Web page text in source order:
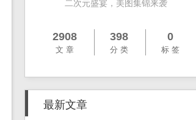
二次元盛宴，美图集锦来袭
2908
文 章
398
分 类
0
标 签
最新文章